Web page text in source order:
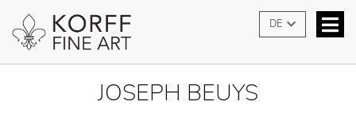
DE
JOSEPH BEUYS